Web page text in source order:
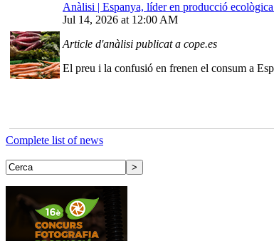
Anàlisi | Espanya, líder en producció
Jul 14, 2026 at 12:00 AM
Article d'anàlisi publicat a cope.es
El preu i la confusió en frenen el consum a
Complete list of news